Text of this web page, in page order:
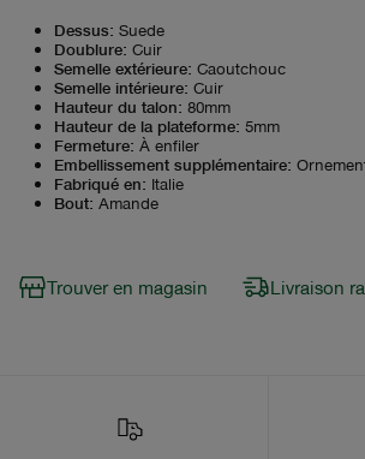
Dessus: Suede
Doublure: Cuir
Semelle extérieure: Caoutchouc
Semelle intérieure: Cuir
Hauteur du talon: 80mm
Hauteur de la plateforme: 5mm
Fermeture: À enfiler
Embellissement supplémentaire:
Fabriqué en: Italie
Bout: Amande
Trouver en magasin Livraison